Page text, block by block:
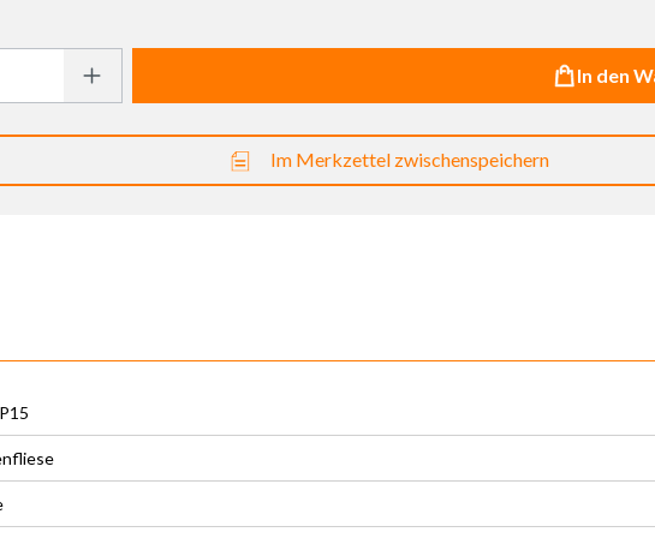
In den
Im Merkzettel zwischenspeichern